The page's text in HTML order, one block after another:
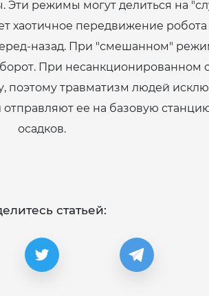
режимы могут делиться на
передвижение робота
назад. При "смешанном"
При несанкционированном
поэтому травматизм людей
отправляют ее на базовую
осадков.
статьей: